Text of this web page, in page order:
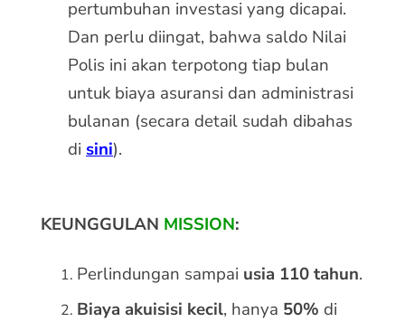
pertumbuhan investasi yang dicapai.
Dan perlu diingat, bahwa saldo Nilai
Polis ini akan terpotong tiap bulan
untuk biaya asuransi dan administrasi
bulanan (secara detail sudah dibahas
di sini).
KEUNGGULAN MISSION:
Perlindungan sampai usia 110 tahun.
Biaya akuisisi kecil, hanya 50% di